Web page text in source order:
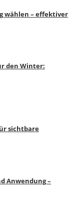
wählen – effektiver
den Winter:
sichtbare
Anwendung –